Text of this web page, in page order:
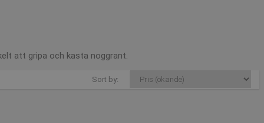
att gripa och kasta noggrant.
Sort by: